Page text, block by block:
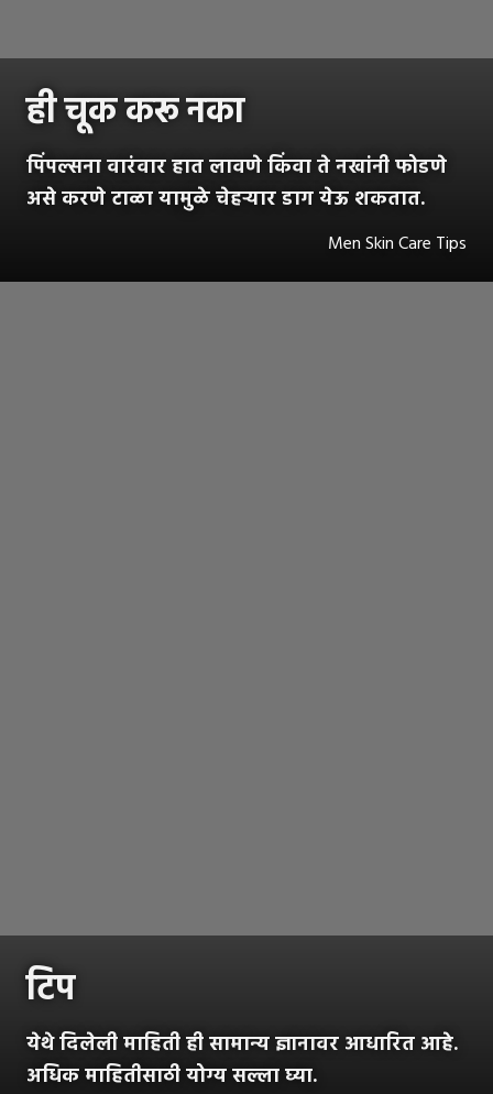
ही चूक करू नका
पिंपल्सना वारंवार हात लावणे किंवा ते नखांनी फोडणे
असे करणे टाळा यामुळे चेहर्‍यार डाग येऊ शकतात.
Men Skin Care Tips
टिप
येथे दिलेली माहिती ही सामान्य ज्ञानावर आधारित आहे.
अधिक माहितीसाठी योग्य सल्ला घ्या.